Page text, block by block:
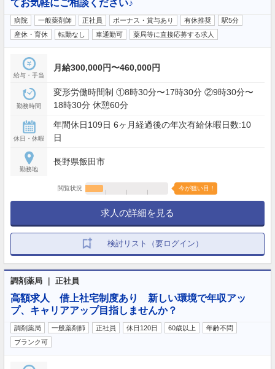
てお気軽にご相談ください♪
病院 一般薬剤師 正社員 ボーナス・賞与あり 有休推奨
駅5分
産休・育休
転勤なし 車通勤可 薬局等に直接応募する求人
給与・手当
月給300,000円〜460,000円
勤務時間
変形労働時間制 ①8時30分〜17時30分 ②9時30分〜
18時30分 休憩60分
休日・休暇
年間休日109日 6ヶ月経過後の年次有給休暇日数:10
日
勤務地
長野県飯田市
閲覧状況 今が狙い目！
求人の詳細を見る
検討リスト（要ログイン）
調剤薬局 ｜ 正社員
高額求人 借上社宅制度あり 新しい環境で年収アッ
プ、キャリアアップ目指しませんか？
調剤薬局 一般薬剤師 正社員 休日120日 60歳以上
年齢不問
ブランク可